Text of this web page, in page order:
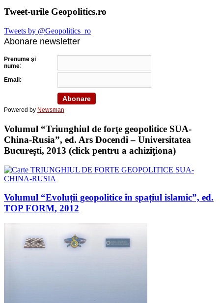
Tweet-urile Geopolitics.ro
Tweets by @Geopolitics_ro
Abonare newsletter
Prenume şi
nume:
Email :
Powered by Newsman
Volumul “Triunghiul de forţe geopolitice SUA-
China-Rusia”, ed. Ars Docendi – Universitatea
Bucureşti, 2013 (click pentru a achiziţiona)
Volumul “Evoluții geopolitice în spațiul islamic”, ed.
TOP FORM, 2012